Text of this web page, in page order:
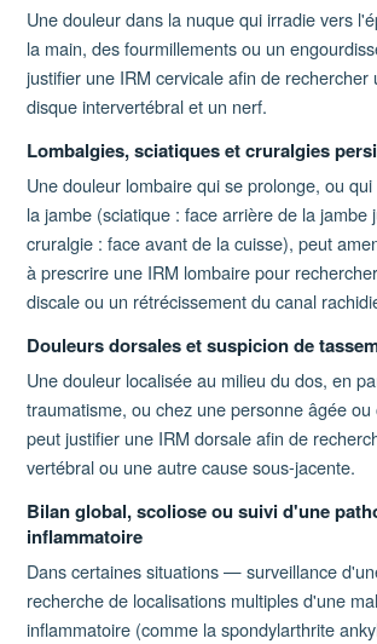
Une douleur dans la nuque qui irradie vers
la main, des fourmillements ou un
justifier une IRM cervicale afin de rechercher
disque intervertébral et un nerf.
Lombalgies, sciatiques et cruralgies
Une douleur lombaire qui se prolonge, ou
la jambe (sciatique : face arrière de la jambe
cruralgie : face avant de la cuisse), peut
à prescrire une IRM lombaire pour
discale ou un rétrécissement du canal
Douleurs dorsales et suspicion de
Une douleur localisée au milieu du dos, en
traumatisme, ou chez une personne âgée
peut justifier une IRM dorsale afin de
vertébral ou une autre cause sous-jacente.
Bilan global, scoliose ou suivi d'une
inflammatoire
Dans certaines situations — surveillance
recherche de localisations multiples d'une
inflammatoire (comme la spondylarthrite